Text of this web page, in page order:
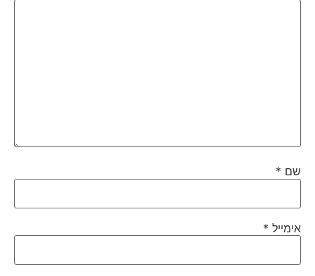
שם *
אימייל *